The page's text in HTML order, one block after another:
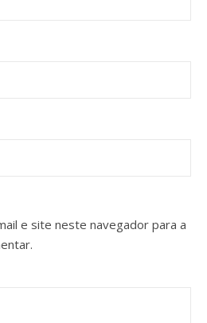
e site neste navegador para a